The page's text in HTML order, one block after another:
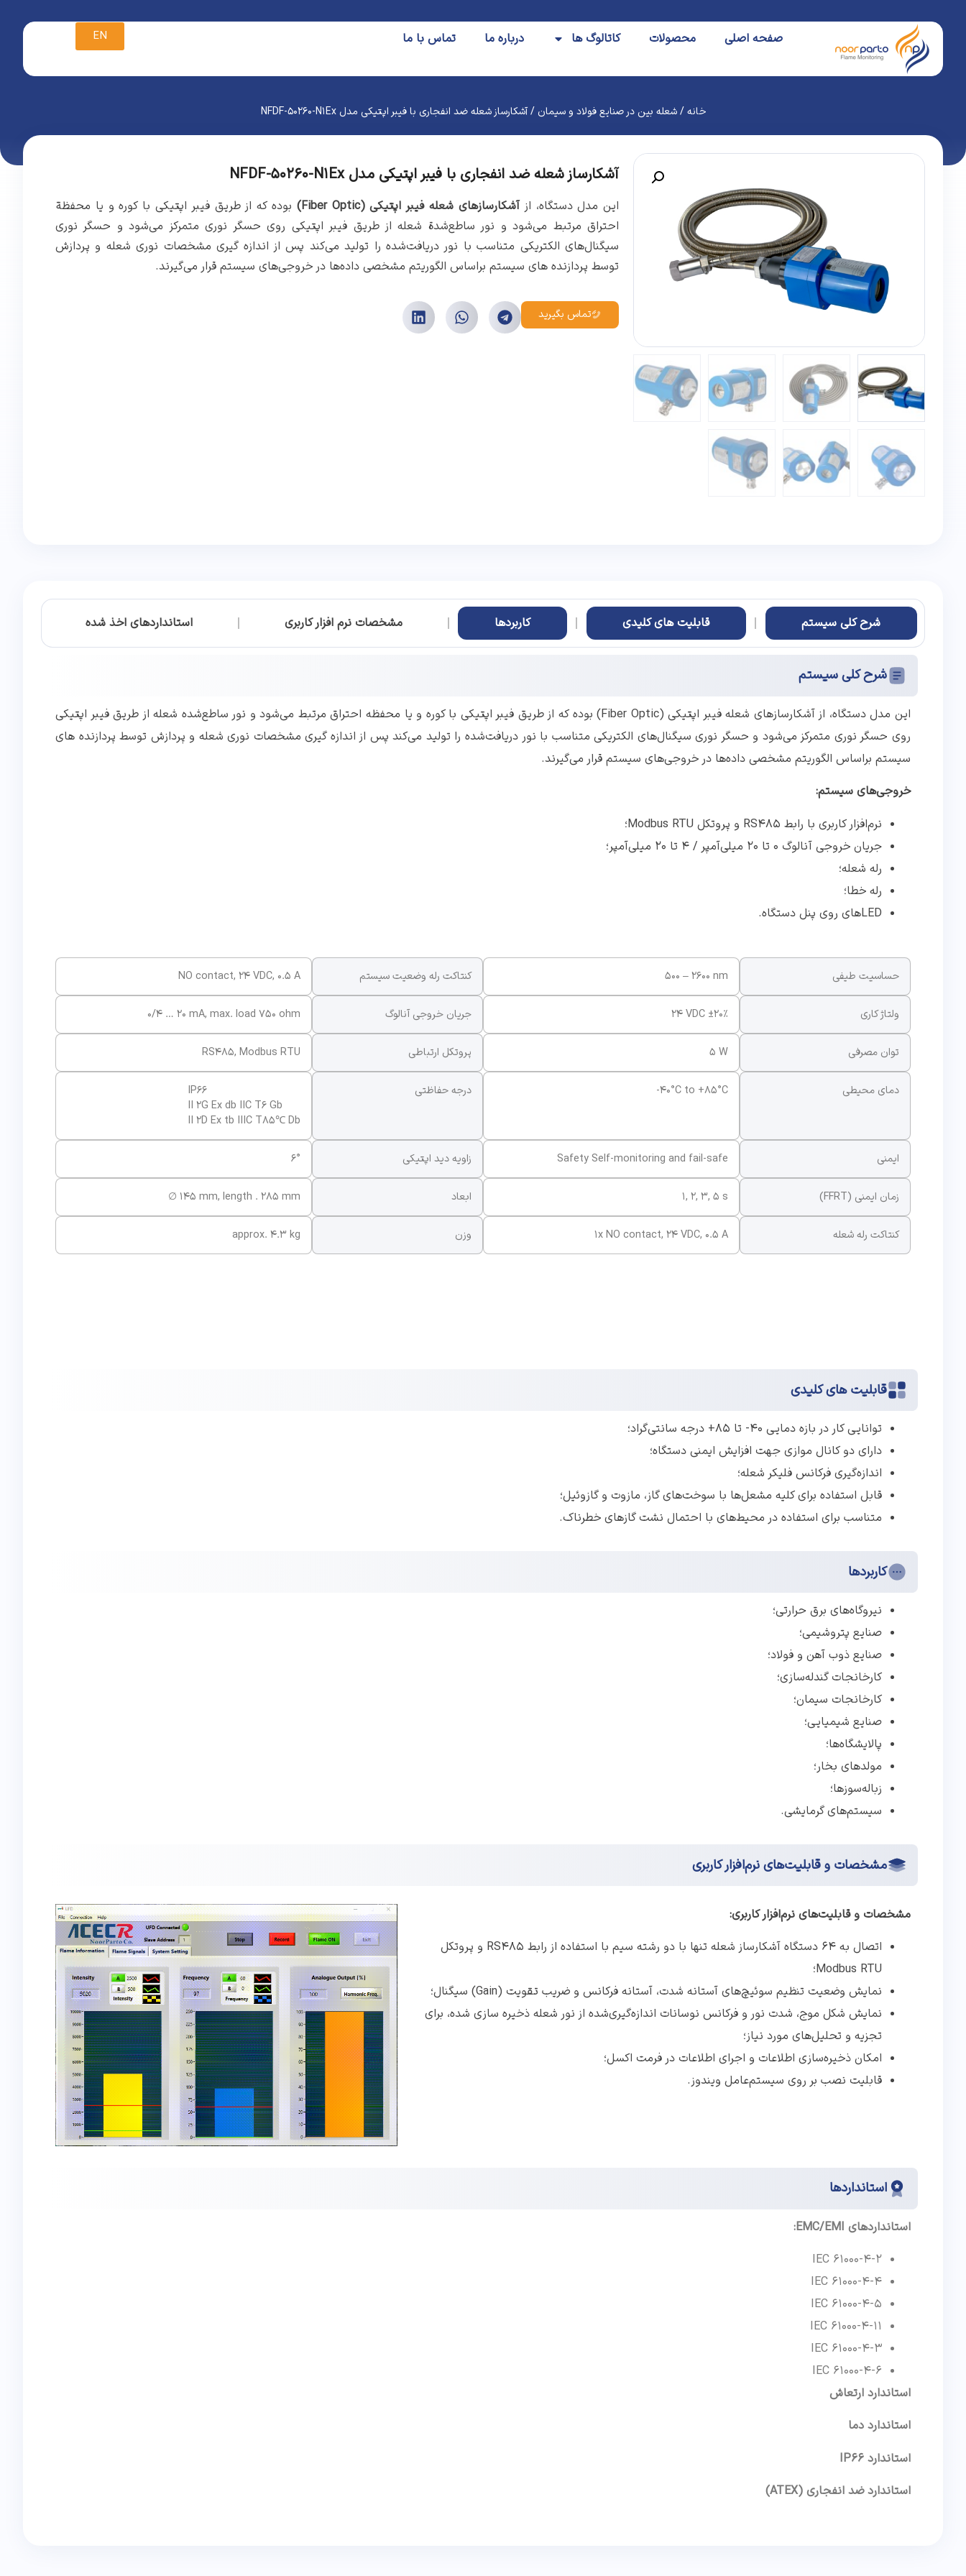
صفحه اصلی محصولات کاتالوگ ها درباره ما تماس با ما EN
خانه/شعله بین در صنایع فولاد و سیمان / آشکارساز شعله ضد انفجاری با فیبر اپتیکی مدل NFDF-50260-N1Ex
آشکارساز شعله ضد انفجاری با فیبر اپتیکی مدل NFDF-50260-N1Ex
این مدل دستگاه، ازآشکارسازهای شعله فیبر اپتیکی (Fiber Optic)
بوده که از طریق فیبر اپتیکی با کوره و یا محفظة
احتراق مرتبط می‌شود و نور ساطع‌شدة شعله از طریق فیبر اپتیکی روی حسگر نوری متمرکز می‌شود و حسگر نوری
سیگنال‌های الکتریکی متناسب با نور دریافت‌شده را تولید می‌کند پس از اندازه گیری مشخصات نوری شعله و پردازش
توسط پردازنده های سیستم براساس الگوریتم مشخصی داده‌ها در خروجی‌های سیستم قرار می‌گیرند.
تماس بگیرید
شرح کلی سیستم قابلیت های کلیدی کاربردها مشخصات نرم افزار کاربری استانداردهای اخذ شده
شرح کلی سیستم
این مدل دستگاه، از آشکارسازهای شعله فیبر اپتیکی (Fiber Optic) بوده که از طریق فیبر اپتیکی با کوره و یا محفظه احتراق مرتبط می‌شود و نور ساطع‌شده شعله از طریق فیبر اپتیکی
روی حسگر نوری متمرکز می‌شود و حسگر نوری سیگنال‌های الکتریکی متناسب با نور دریافت‌شده را تولید می‌کند پس از اندازه گیری مشخصات نوری شعله و پردازش توسط پردازنده های
سیستم براساس الگوریتم مشخصی داده‌ها در خروجی‌های سیستم قرار می‌گیرند.
خروجی‌های سیستم:
نرم‌افزار کاربری با رابط RS485 و پروتکل Modbus RTU؛
جریان خروجی آنالوگ ۰ تا ۲۰ میلی‌آمپر / ۴ تا ۲۰ میلی‌آمپر؛
رله شعله؛
رله خطا؛
LEDهای روی پنل دستگاه.
NO contact, 24 VDC, 0.5 A کنتاکت رله وضعیت سیستم 500 – 2600 nm حساسیت طیفی
0/4 … 20 mA, max. load 750 ohm جریان خروجی آنالوگ 24 VDC ±20% ولتاژ کاری
RS485, Modbus RTU پروتکل ارتباطی 5 W توان مصرفی
IP66
II 2G Ex db IIC T6 Gb
II 2D Ex tb IIIC T85℃ Db
درجه حفاظتی -40°C to +85°C دمای محیطی
6° زاویه دید اپتیکی Safety Self-monitoring and fail-safe ایمنی
∅ 145 mm, length . 285 mm ابعاد 1, 2, 3, 5 s زمان ایمنی (FFRT)
approx. 4.3 kg وزن 1x NO contact, 24 VDC, 0.5 A کنتاکت رله شعله
قابلیت های کلیدی
توانایی کار در بازه دمایی ۴۰- تا ۸۵+ درجه سانتی‌گراد؛
دارای دو کانال موازی جهت افزایش ایمنی دستگاه؛
اندازه‌گیری فرکانس فلیکر شعله؛
قابل استفاده برای کلیه مشعل‌ها با سوخت‌های گاز، مازوت و گازوئیل؛
متناسب برای استفاده در محیط‌های با احتمال نشت گاز‌های خطرناک.
کاربردها
نیروگاه‌های برق حرارتی؛
صنایع پتروشیمی؛
صنایع ذوب آهن و فولاد؛
کارخانجات گندله‌سازی؛
کارخانجات سیمان؛
صنایع شیمیایی؛
پالایشگاه‌ها؛
مولدهای بخار؛
زباله‌سوزها؛
سیستم‌های گرمایشی.
مشخصات و قابلیت‌های‌ نرم‌افزار کاربری
مشخصات و قابلیت‌های‌ نرم‌افزار کاربری:
اتصال به 64 دستگاه آشکارساز شعله تنها با دو رشته سیم با استفاده از رابط RS485 و پروتکل
Modbus RTU؛
نمایش وضعیت تنظیم سوئیچ‌های آستانه شدت، آستانه فرکانس و ضریب تقویت (Gain) سیگنال؛
نمایش شکل موج، شدت نور و فرکانس نوسانات اندازه‌گیری‌شده از نور شعله ذخیره سازی شده، برای
تجزیه و تحلیل‌های مورد نیاز؛
امکان ذخیره‌سازی اطلاعات و اجرای اطلاعات در فرمت اکسل؛
قابلیت نصب بر روی سیستم‌عامل ویندوز.
استانداردها
استانداردهای EMC/EMI:
IEC 61000-4-2
IEC 61000-4-4
IEC 61000-4-5
IEC 61000-4-11
IEC 61000-4-3
IEC 61000-4-6
استاندارد ارتعاش
استاندارد دما
استاندارد IP66
استاندارد ضد انفجاری (ATEX)